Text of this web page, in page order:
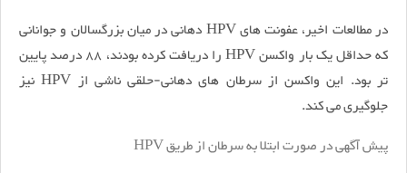
در مطالعات اخیر، عفونت های HPV دهانی در میان بزرگسالان و جوانانى
که حداقل یک بار واکسن HPV را دریافت کرده بودند، 88 درصد پایین
تر بود. این واکسن از سرطان های دهانی-حلقی ناشی از HPV نیز
جلوگیری می کند.
پیش آگهی در صورت ابتلا به سرطان از طریق HPV